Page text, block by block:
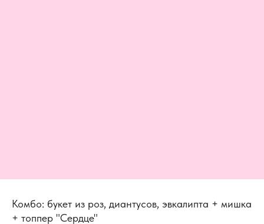
Комбо: букет из роз, диантусов, эвкалипта + мишка
+ топпер "Сердце"